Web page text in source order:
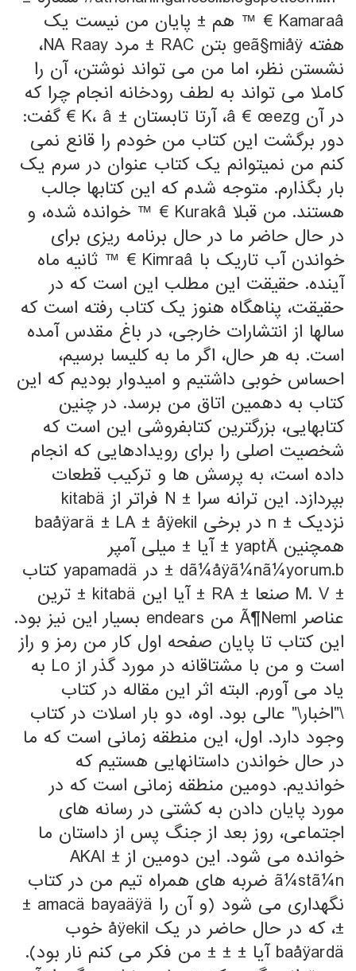
Kamaraâ € ™ هم ± پایان من نیست یک
هفته geã§miåÿ بتن RAC ± مرد NA Raay،
نشستن نظر، اما من می تواند نوشتن، آن را
کاملا می تواند به لطف رودخانه انجام چرا که
در آن â € œezg، آرتا تابستان ± K، â € گفت:
دور برگشت این کتاب من خودم را قانع نمی
کنم من نمیتوانم یک کتاب عنوان در سرم یک
بار بگذارم. متوجه شدم که این کتابها جالب
هستند. من قبلا Kurakâ € ™ خوانده شده، و
در حال حاضر ما در حال برنامه ریزی برای
خواندن آب تاریک با Kimraâ € ™ ثانیه ماه
آینده. حقیقت این مطلب این است که در
حقیقت، پناهگاه هنوز یک کتاب رفته است که
سالها از انتشارات خارجی، در باغ مقدس آمده
است. به هر حال، اگر ما به کلیسا برسیم،
احساس خوبی داشتیم و امیدوار بودیم که این
کتاب به دهمین اتاق من برسد. در چنین
کتابهایی، بزرگترین کتابفروشی این است که
شخصیت اصلی را برای رویدادهایی که انجام
داده است، به پرسش ها و ترکیب قطعات
بپردازد. این ترانه سرا ± N فراتر از kitabä
نزدیک ± n در برخی baåÿarä ± LA ± åÿekil
همچنین yaptÄ ± آیا ± میلی آمپر
dã¼åÿã¼nã¼yorum.b ± در yapamadä کتاب
± M. V صنعا ± RA ± آیا این kitabä ± ترین
عناصر Ã¶Neml من endears بسیار این نیز بود.
این کتاب تا پایان صفحه اول کار من رمز و راز
است و من با مشتاقانه در مورد گذر از Lo به
یاد می آورم. البته اثر این مقاله در کتاب
\"اخبار\" عالی بود. اوه، دو بار اسلات در کتاب
وجود دارد. اول، این منطقه زمانی است که ما
در حال خواندن داستانهایی هستیم که
خواندیم. دومین منطقه زمانی است که در
مورد پایان دادن به کشتی در رسانه های
اجتماعی، روز بعد از جنگ پس از داستان ما
خوانده می شود. این دومین از AKAI ±
ã¼stã¼n ضربه های همراه تیم من در کتاب
نگهداری می شود (و آن را amacä bayaäÿä ±
±، که در حال حاضر در یک åÿekil خوب
baåÿardä آیا ± ± ± من فکر می کنم نار بود).